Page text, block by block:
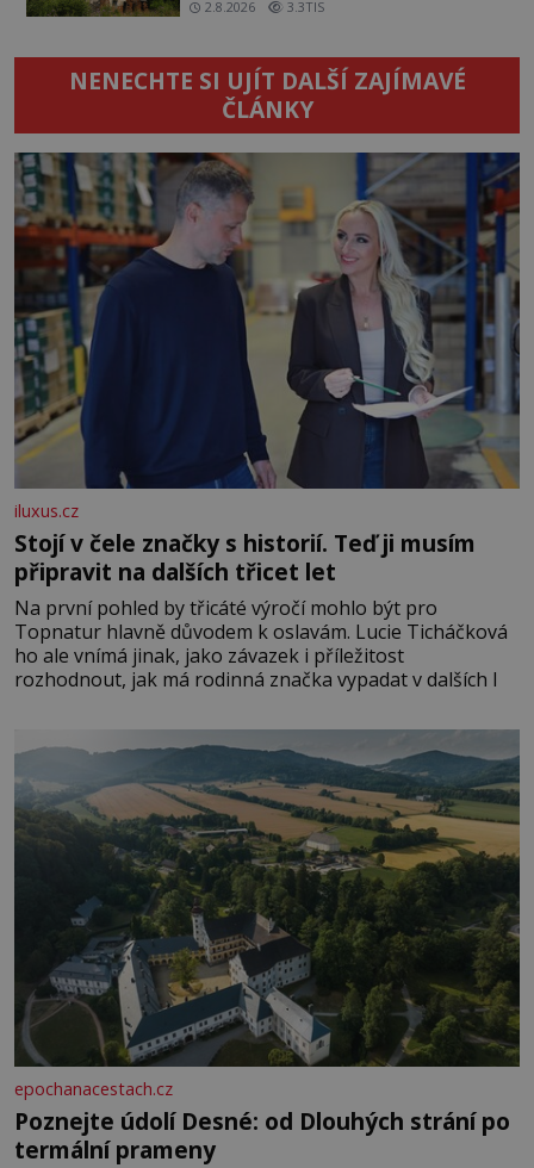
2.8.2026 3.3TIS
NENECHTE SI UJÍT DALŠÍ ZAJÍMAVÉ
ČLÁNKY
iluxus.cz
Stojí v čele značky s historií. Teď ji musím
připravit na dalších třicet let
Na první pohled by třicáté výročí mohlo být pro
Topnatur hlavně důvodem k oslavám. Lucie Ticháčková
ho ale vnímá jinak, jako závazek i příležitost
rozhodnout, jak má rodinná značka vypadat v dalších l
epochanacestach.cz
Poznejte údolí Desné: od Dlouhých strání po
termální prameny